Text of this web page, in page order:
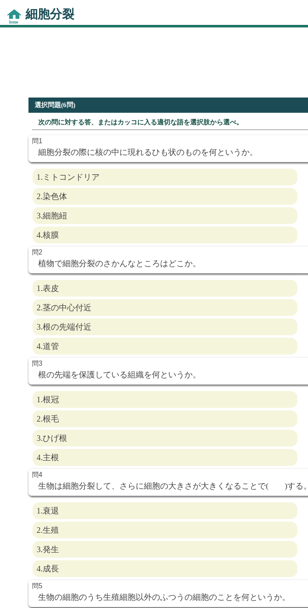
細胞分裂
選択問題(6問)
次の問に対する答、またはカッコに入る適切な語を選択肢から選べ。
細胞分裂の際に核の中に現れるひも状のものを何というか。
1.ミトコンドリア
2.染色体
3.細胞紐
4.核膜
植物で細胞分裂のさかんなところはどこか。
1.表皮
2.茎の中心付近
3.根の先端付近
4.道管
根の先端を保護している組織を何というか。
1.根冠
2.根毛
3.ひげ根
4.主根
生物は細胞分裂して、さらに細胞の大きさが大きくなることで( )する。
1.衰退
2.生殖
3.発生
4.成長
生物の細胞のうち生殖細胞以外のふつうの細胞のことを何というか。